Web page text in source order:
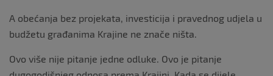
A obećanja bez projekata, investicija i pravednog udjela u
budžetu građanima Krajine ne znače ništa.
Ovo više nije pitanje jedne odluke. Ovo je pitanje